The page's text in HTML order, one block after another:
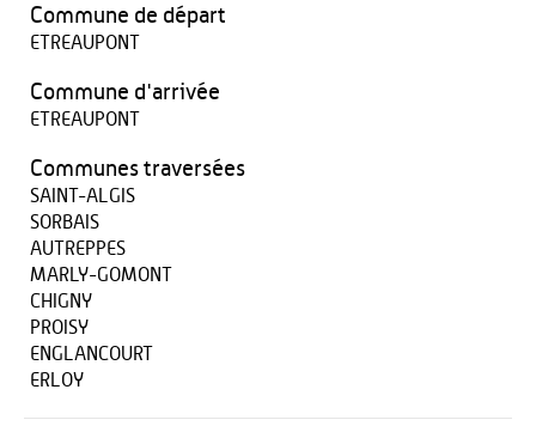
Commune de départ
ETREAUPONT
Commune d'arrivée
ETREAUPONT
Communes traversées
SAINT-ALGIS
SORBAIS
AUTREPPES
MARLY-GOMONT
CHIGNY
PROISY
ENGLANCOURT
ERLOY